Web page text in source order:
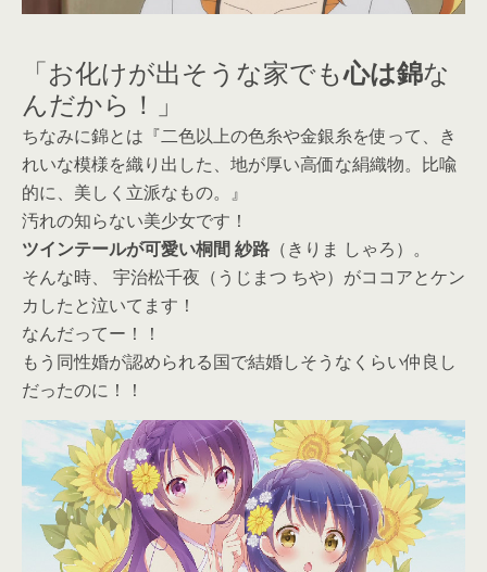
「お化けが出そうな家でも心は錦な
んだから！」
ちなみに錦とは『二色以上の色糸や金銀糸を使って、き
れいな模様を織り出した、地が厚い高価な絹織物。比喩
的に、美しく立派なもの。』
汚れの知らない美少女です！
ツインテールが可愛い桐間 紗路 （きりま しゃろ）。
そんな時、 宇治松千夜（うじまつ ちや）がココアとケン
カしたと泣いてます！
なんだってー！！
もう同性婚が認められる国で結婚しそうなくらい仲良し
だったのに！！